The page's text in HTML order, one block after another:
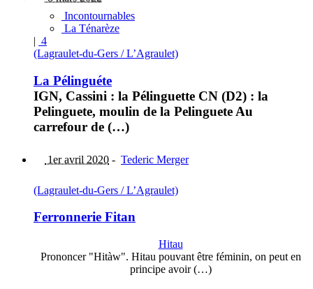
Incontournables
La Ténarèze
| 4
(Lagraulet-du-Gers / L’Agraulet)
La Pélinguéte
IGN, Cassini : la Pélinguette CN (D2) : la
Pelinguete, moulin de la Pelinguete Au
carrefour de (…)
1er avril 2020 - Tederic Merger
(Lagraulet-du-Gers / L’Agraulet)
Ferronnerie Fitan
Hitau
Prononcer "Hitàw". Hitau pouvant être féminin, on peut en
principe avoir (…)